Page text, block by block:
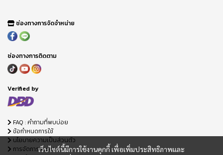
เว็บไซต์นี้มีการใช้งานคุกกี้ เพื่อเพิ่มประสิทธิภาพและ
ช่องทางการจัดจำหน่าย
ช่องทางการติดตาม
Verified by
FAQ : คำถามที่พบบ่อย
ข้อกำหนดการใช้
นโยบายความเป็นส่วนตัว
การจัดการ Cookie